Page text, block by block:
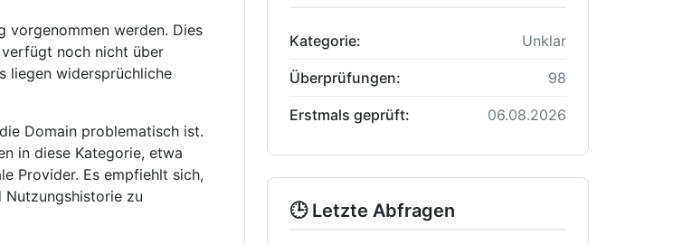
vorgenommen werden. Dies
verfügt noch nicht über
liegen widersprüchliche
Domain problematisch ist.
in diese Kategorie, etwa
Provider. Es empfiehlt sich,
Nutzungshistorie zu
Kategorie: Unklar
Überprüfungen: 98
Erstmals geprüft: 06.08.2026
🕒 Letzte Abfragen